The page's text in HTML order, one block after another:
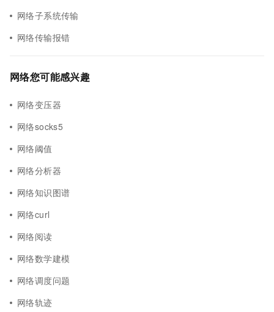
网络子系统传输
网络传输报错
网络您可能感兴趣
网络变压器
网络socks5
网络阈值
网络分析器
网络知识图谱
网络curl
网络阅读
网络数学建模
网络调度问题
网络轨迹